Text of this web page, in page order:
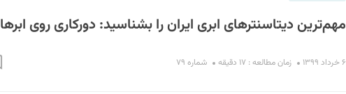
مهم‌ترین دیتاسنترهای ابری ایران را بشناسید: دورکاری روی ابرها
۶ خرداد ۱۳۹۹ زمان مطالعه : ۱۷ دقیقه شماره ۷۹